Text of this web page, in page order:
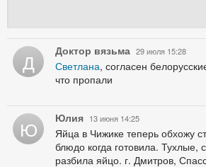
Д Доктор вязьма 29 июля 15:28
Светлана, согласен
что пропали
Ю Юлия 13 июня 14:25
Яйца в Чижике теперь обхожу
блюдо когда готовила. Тухлые,
разбила яйцо. г. Дмитров,